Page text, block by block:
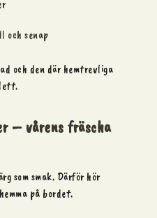
och senap
och den där hemtrevliga
– vårens fräscha
som smak. Därför hör
på bordet.